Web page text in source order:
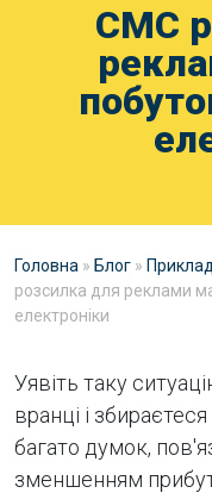
СМС
Головна » Блог »
розсилка для реклами
електроніки
Уявіть таку
вранці і
багато думок,
зменшенням